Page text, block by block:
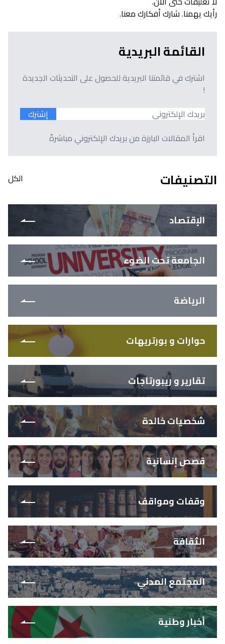
رأيك يهمنا. شارك أفكارك معنا.
القائمة البريدية
اشترك في قائمتنا البريدية للحصول على التحديثات الجديدة
!
إشترك
اقرأ المقالات البارزة من بريدك الإلكتروني مباشرةً
التصنيفات الكل
الإقتصاد
الجامعة تحت الضوء
الرياضة
حوارات و بورتريهات
تقارير و ريبورتاجات
شخصيات خالدة
قصص إنسانية
وقفات ومواقف
الثقافة
المجتمع المدني
أخبار وطنية